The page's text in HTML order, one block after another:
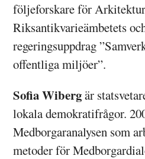
följeforskare för
Riksantikvarieämbetets
regeringsuppdrag
offentliga miljöer”.
Sofia Wibergär
lokala demokratifrågor.
Medborgaranalysen som
metoder för